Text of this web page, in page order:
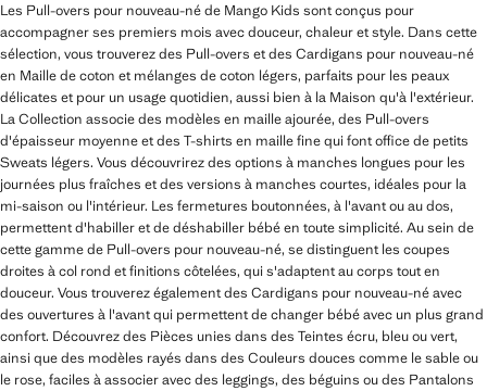
Les Pull-overs pour nouveau-né de Mango Kids sont conçus pour
accompagner ses premiers mois avec douceur, chaleur et style. Dans cette
sélection, vous trouverez des Pull-overs et des Cardigans pour nouveau-né
en Maille de coton et mélanges de coton légers, parfaits pour les peaux
délicates et pour un usage quotidien, aussi bien à la Maison qu'à l'extérieur.
La Collection associe des modèles en maille ajourée, des Pull-overs
d'épaisseur moyenne et des T-shirts en maille fine qui font office de petits
Sweats légers. Vous découvrirez des options à manches longues pour les
journées plus fraîches et des versions à manches courtes, idéales pour la
mi-saison ou l'intérieur. Les fermetures boutonnées, à l'avant ou au dos,
permettent d'habiller et de déshabiller bébé en toute simplicité. Au sein de
cette gamme de Pull-overs pour nouveau-né, se distinguent les coupes
droites à col rond et finitions côtelées, qui s'adaptent au corps tout en
douceur. Vous trouverez également des Cardigans pour nouveau-né avec
des ouvertures à l'avant qui permettent de changer bébé avec un plus grand
confort. Découvrez des Pièces unies dans des Teintes écru, bleu ou vert,
ainsi que des modèles rayés dans des Couleurs douces comme le sable ou
le rose, faciles à associer avec des leggings, des béguins ou des Pantalons